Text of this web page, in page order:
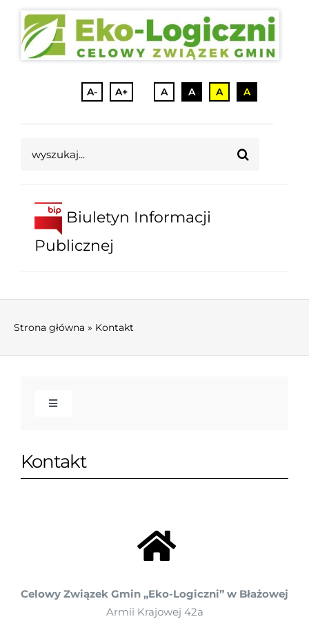
A- A+ A A A A
Biuletyn Informacji
Publicznej
Strona główna » Kontakt
Toggle
Kontakt
Celowy Związek Gmin „Eko-Logiczni” w Błażowej
Armii Krajowej 42a